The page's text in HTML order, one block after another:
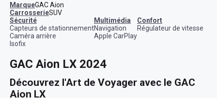
MarqueGAC Aion
CarrosserieSUV
sécurité
Capteurs de stationnement
Caméra arrière
Isofix
multimédia
Navigation
Apple CarPlay
confort
Régulateur de vitesse
GAC Aion LX 2024
Découvrez l'Art de Voyager avec le GAC
Aion LX